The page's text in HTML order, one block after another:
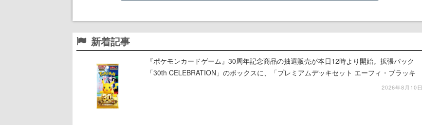
新着記事
『ポケモンカードゲーム』30周年記念商品の抽選販売が本日12時より開始。拡張パック
「30th CELEBRATION」のボックスに、「プレミアムデッキセット エーフィ・ブラッキ
2026年8月10日